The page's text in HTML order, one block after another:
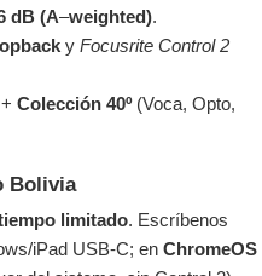
dB (A–weighted).
y Focusrite Control 2
+ Colección 40º(Voca, Opto,
Bolivia
limitado. Escríbenos
iPad USB-C; en ChromeOS